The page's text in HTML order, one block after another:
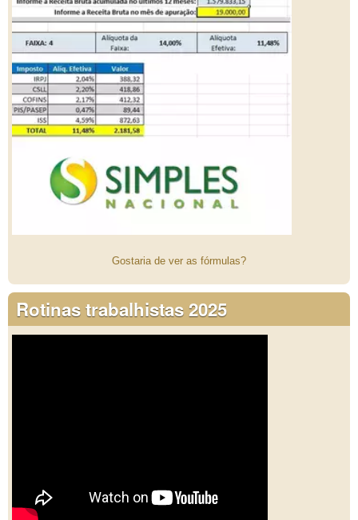
Gostaria de ver as fórmulas?
Rotinas trabalhistas 2025